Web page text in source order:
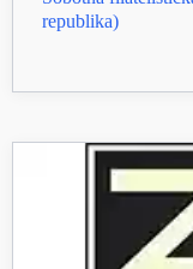
republika)